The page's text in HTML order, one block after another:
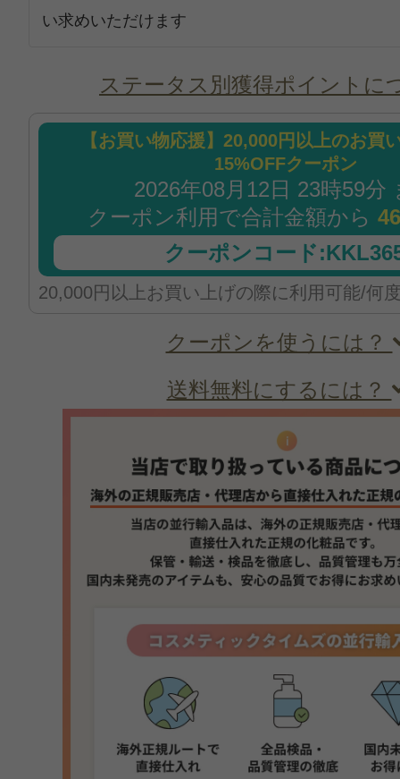
い求めいただけます
ステータス別獲得ポイントに
【お買い物応援】20,000円以上のお買
15%OFFクーポン
2026年08月12日 23時59分
クーポン利用で合計金額から
クーポンコード
20,000円以上お買い上げの際に利用可能/何
クーポンを使うには？
送料無料にするには？